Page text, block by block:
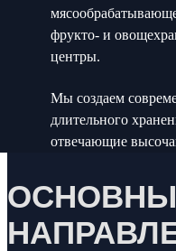
фрукто- и
центры.
Мы создаем
длительного
отвечающие